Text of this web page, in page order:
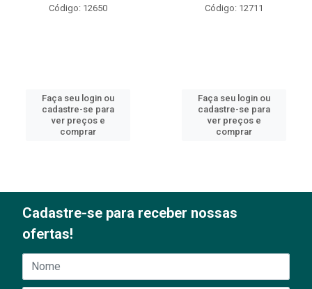
Código: 12650
Faça seu login ou
cadastre-se para
ver preços e
comprar
Código: 12711
Faça seu login ou
cadastre-se para
ver preços e
comprar
Cadastre-se para receber nossas
ofertas!